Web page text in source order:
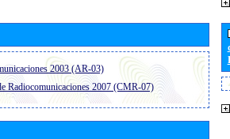
2003 (AR-03)
Radiocomunicaciones 2007 (CMR-07)